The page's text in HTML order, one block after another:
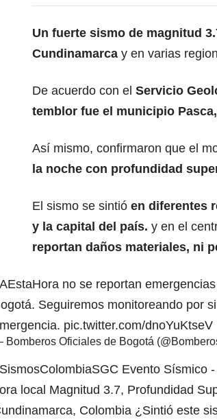
Un fuerte sismo de magnitud
Cundinamarca y en varias
De acuerdo con el Servicio
temblor fue el municipio
Así mismo, confirmaron que el
la noche con profundidad
El sismo se sintió en diferentes
y la capital del país. y en el
reportan daños materiales, ni
no se reportan
Seguiremos monitoreando por
pic.twitter.com/dnoYuKtseV
Oficiales de Bogotá
Evento Sísmico
local Magnitud 3.7, Profundidad
Colombia ¿Sintió este